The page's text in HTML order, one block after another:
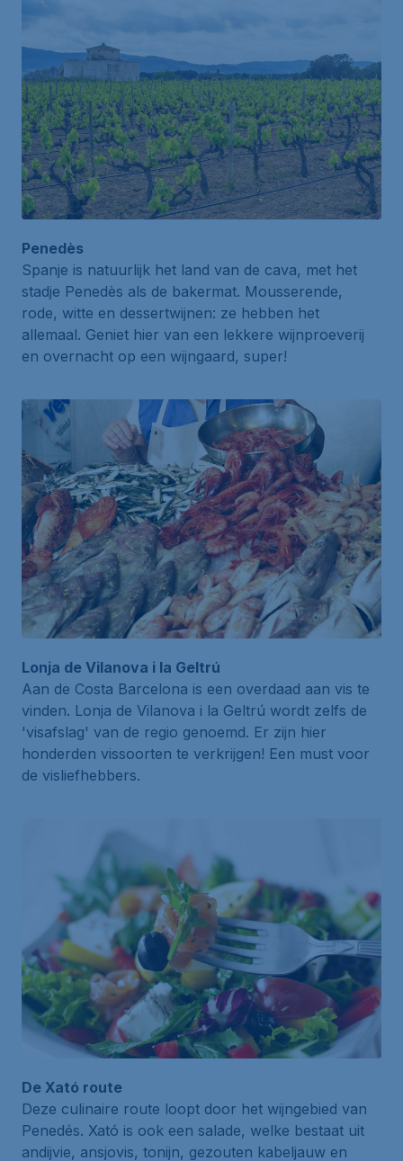
Penedès
Spanje is natuurlijk het land van de cava, met het
stadje Penedès als de bakermat. Mousserende,
rode, witte en dessertwijnen: ze hebben het
allemaal. Geniet hier van een lekkere wijnproeverij
en overnacht op een wijngaard, super!
Lonja de Vilanova i la Geltrú
Aan de Costa Barcelona is een overdaad aan vis te
vinden. Lonja de Vilanova i la Geltrú wordt zelfs de
'visafslag' van de regio genoemd. Er zijn hier
honderden vissoorten te verkrijgen! Een must voor
de visliefhebbers.
De Xató route
Deze culinaire route loopt door het wijngebied van
Penedés. Xató is ook een salade, welke bestaat uit
andijvie, ansjovis, tonijn, gezouten kabeljauw en